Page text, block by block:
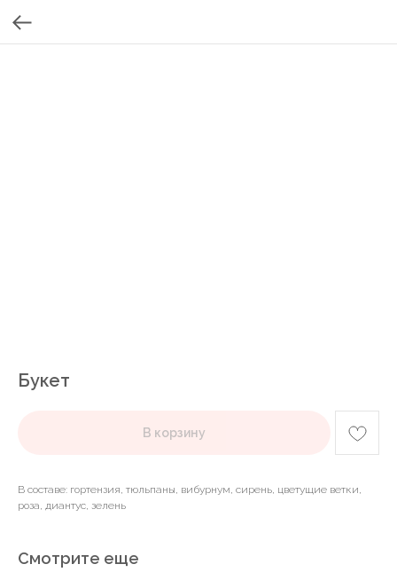
Букет
В корзину
В составе: гортензия, тюльпаны, вибурнум, сирень, цветущие ветки,
роза, диантус, зелень
Смотрите еще